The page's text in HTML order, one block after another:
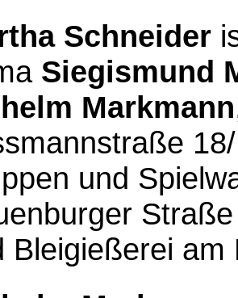
Schneider
Siegismund
Markmann
und
Bleigießerei